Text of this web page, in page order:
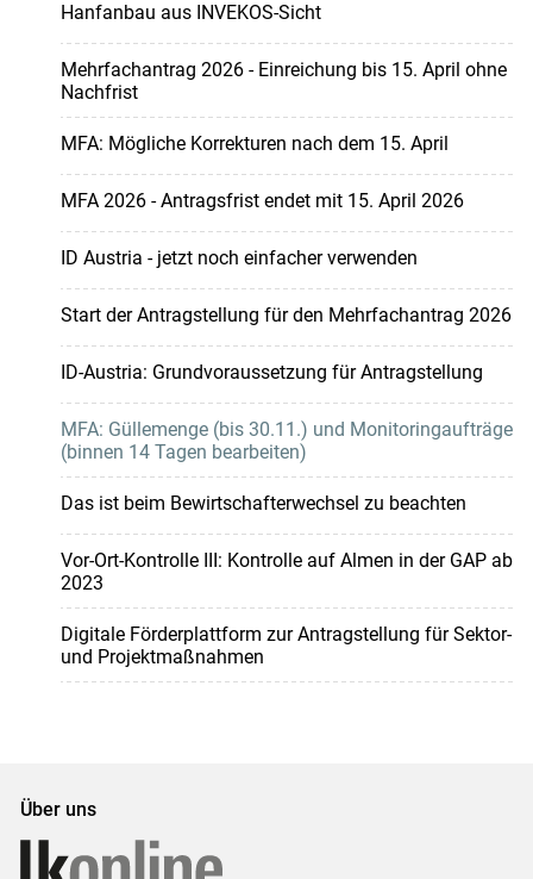
Hanfanbau aus INVEKOS-Sicht
Mehrfachantrag 2026 - Einreichung bis 15. April ohne
Nachfrist
MFA: Mögliche Korrekturen nach dem 15. April
MFA 2026 - Antragsfrist endet mit 15. April 2026
ID Austria - jetzt noch einfacher verwenden
Start der Antragstellung für den Mehrfachantrag 2026
ID-Austria: Grundvoraussetzung für Antragstellung
MFA: Güllemenge (bis 30.11.) und Monitoringaufträge
(binnen 14 Tagen bearbeiten)
Das ist beim Bewirtschafterwechsel zu beachten
Vor-Ort-Kontrolle III: Kontrolle auf Almen in der GAP ab
2023
Digitale Förderplattform zur Antragstellung für Sektor-
und Projektmaßnahmen
Über uns